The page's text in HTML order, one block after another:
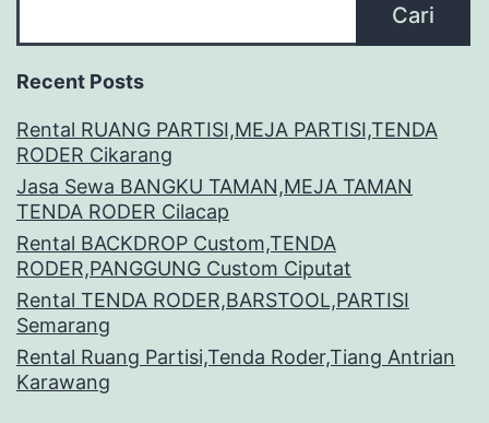
Cari
Recent Posts
Rental RUANG PARTISI,MEJA PARTISI,TENDA
RODER Cikarang
Jasa Sewa BANGKU TAMAN,MEJA TAMAN
TENDA RODER Cilacap
Rental BACKDROP Custom,TENDA
RODER,PANGGUNG Custom Ciputat
Rental TENDA RODER,BARSTOOL,PARTISI
Semarang
Rental Ruang Partisi,Tenda Roder,Tiang Antrian
Karawang